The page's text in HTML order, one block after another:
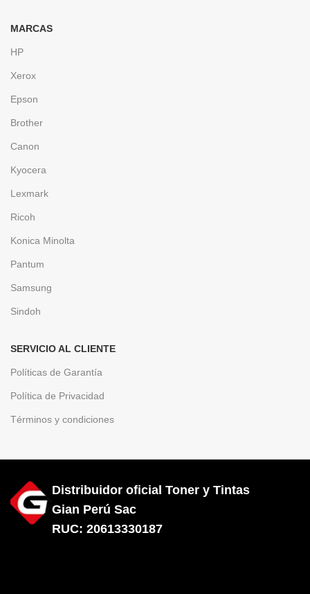
MARCAS
HP
Xerox
Epson
Brother
Canon
Kyocera
Lexmark
Ricoh
Konica Minolta
Pantum
Samsung
Sindoh
SERVICIO AL CLIENTE
Políticas de Garantía
Política de Privacidad
Términos y condiciones
Distribuidor oficial Toner y Tintas
Gian Perú Sac
RUC: 20613330187